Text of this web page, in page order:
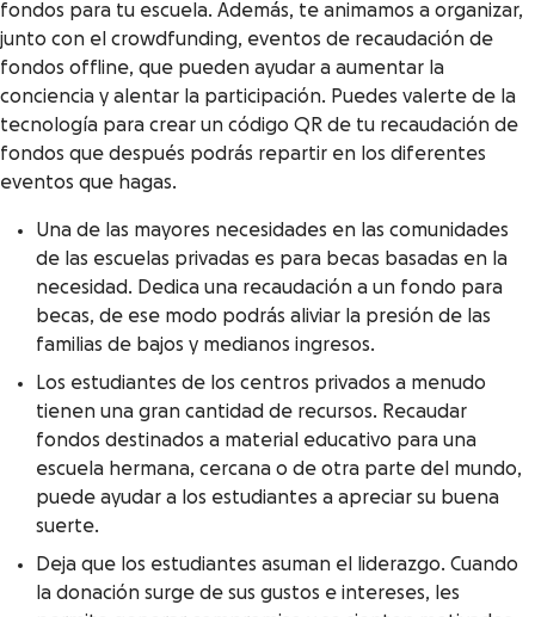
fondos para tu escuela. Además, te animamos a organizar,
junto con el crowdfunding, eventos de recaudación de
fondos offline, que pueden ayudar a aumentar la
conciencia y alentar la participación. Puedes valerte de la
tecnología para crear un código QR de tu recaudación de
fondos que después podrás repartir en los diferentes
eventos que hagas.
Una de las mayores necesidades en las comunidades
de las escuelas privadas es para becas basadas en la
necesidad. Dedica una recaudación a un fondo para
becas, de ese modo podrás aliviar la presión de las
familias de bajos y medianos ingresos.
Los estudiantes de los centros privados a menudo
tienen una gran cantidad de recursos. Recaudar
fondos destinados a material educativo para una
escuela hermana, cercana o de otra parte del mundo,
puede ayudar a los estudiantes a apreciar su buena
suerte.
Deja que los estudiantes asuman el liderazgo. Cuando
la donación surge de sus gustos e intereses, les